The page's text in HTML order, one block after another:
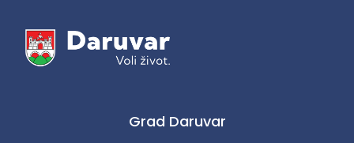
Grad Daruvar